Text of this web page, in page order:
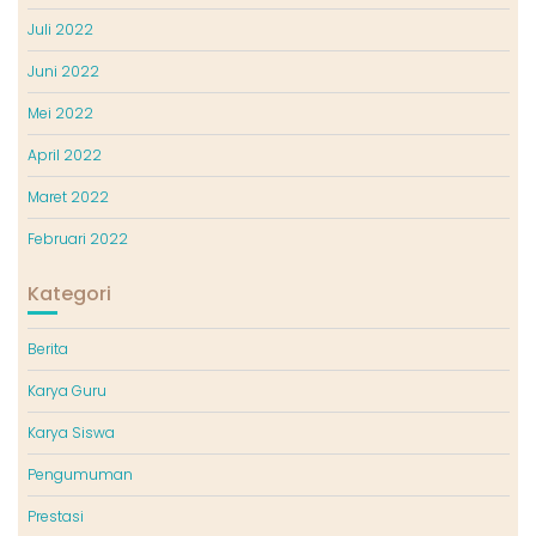
Juli 2022
Juni 2022
Mei 2022
April 2022
Maret 2022
Februari 2022
Kategori
Berita
Karya Guru
Karya Siswa
Pengumuman
Prestasi